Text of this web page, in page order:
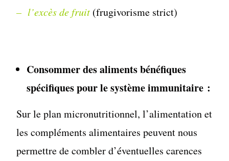
– l’excès de fruit (frugivorisme strict)
Consommer des aliments bénéfiques
spécifiques pour le système immunitaire :
Sur le plan micronutritionnel, l’alimentation et
les compléments alimentaires peuvent nous
permettre de combler d’éventuelles carences